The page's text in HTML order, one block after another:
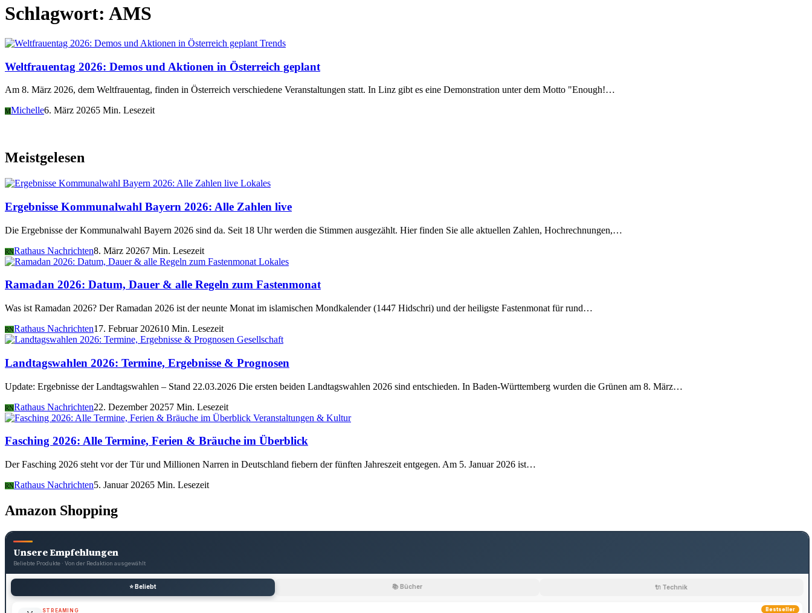
Schlagwort: AMS
Trends
Weltfrauentag 2026: Demos und Aktionen in Österreich geplant
Am 8. März 2026, dem Weltfrauentag, finden in Österreich verschiedene Veranstaltungen statt. In Linz gibt es eine Demonstration unter dem Motto "Enough!…
MMichelle6. März 20265 Min. Lesezeit
Meistgelesen
Lokales
Ergebnisse Kommunalwahl Bayern 2026: Alle Zahlen live
Die Ergebnisse der Kommunalwahl Bayern 2026 sind da. Seit 18 Uhr werden die Stimmen ausgezählt. Hier finden Sie alle aktuellen Zahlen, Hochrechnungen,…
RNRathaus Nachrichten8. März 20267 Min. Lesezeit
Lokales
Ramadan 2026: Datum, Dauer & alle Regeln zum Fastenmonat
Was ist Ramadan 2026? Der Ramadan 2026 ist der neunte Monat im islamischen Mondkalender (1447 Hidschri) und der heiligste Fastenmonat für rund…
RNRathaus Nachrichten17. Februar 202610 Min. Lesezeit
Gesellschaft
Landtagswahlen 2026: Termine, Ergebnisse & Prognosen
Update: Ergebnisse der Landtagswahlen – Stand 22.03.2026 Die ersten beiden Landtagswahlen 2026 sind entschieden. In Baden-Württemberg wurden die Grünen am 8. März…
RNRathaus Nachrichten22. Dezember 20257 Min. Lesezeit
Veranstaltungen & Kultur
Fasching 2026: Alle Termine, Ferien & Bräuche im Überblick
Der Fasching 2026 steht vor der Tür und Millionen Narren in Deutschland fiebern der fünften Jahreszeit entgegen. Am 5. Januar 2026 ist…
RNRathaus Nachrichten5. Januar 20265 Min. Lesezeit
Amazon Shopping
Unsere Empfehlungen
Beliebte Produkte · Von der Redaktion ausgewählt
⭐ Beliebt 📚 Bücher 🔌 Technik
Bestseller
STREAMING